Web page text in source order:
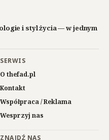
i styl życia — w jednym
SERWIS
O thefad.pl
Kontakt
Współpraca / Reklama
Wesprzyj nas
ZNAJDŹ NAS